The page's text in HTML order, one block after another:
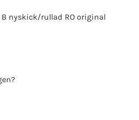
nyskick/rullad RO original